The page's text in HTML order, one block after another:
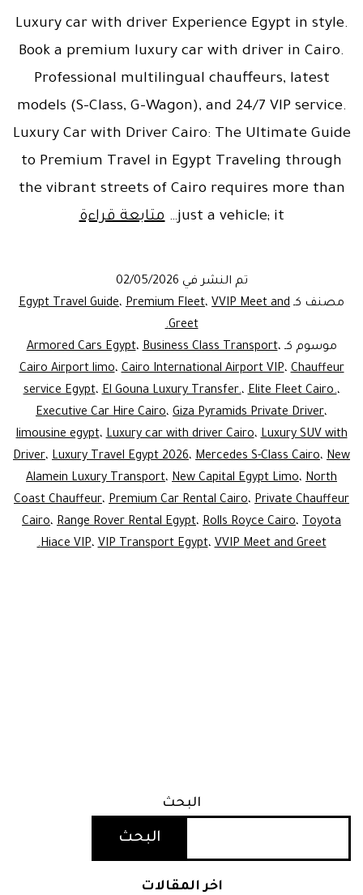
Luxury car with driver Experience Egypt in style.
Book a premium luxury car with driver in Cairo.
Professional multilingual chauffeurs, latest
models (S-Class, G-Wagon), and 24/7 VIP service.
Luxury Car with Driver Cairo: The Ultimate Guide
to Premium Travel in Egypt Traveling through
the vibrant streets of Cairo requires more than
just a vehicle; it…
متابعة قراءةLuxury
driver
|
Elite
Chauffeur
Service
2026
تم النشر في 02/05/2026
مصنف كـ
Egypt Travel Guide، Premium Fleet، VVIP Meet and
Greet.
موسوم كـ
Armored Cars Egypt،Business Class Transport،
Cairo Airport limo،Cairo International Airport VIP،Chauffeur
service Egypt،El Gouna Luxury Transfer.،Elite Fleet Cairo.،
Executive Car Hire Cairo، Giza Pyramids Private Driver،
limousine egypt،Luxury car with driver Cairo،Luxury SUV with
Driver، Luxury Travel Egypt 2026، Mercedes S-Class Cairo، New
Alamein Luxury Transport، New Capital Egypt Limo، North
Coast Chauffeur، Premium Car Rental Cairo، Private Chauffeur
Cairo، Range Rover Rental Egypt، Rolls Royce Cairo، Toyota
Hiace VIP،VIP Transport Egypt،VVIP Meet and Greet.
البحث
البحث
اخر المقالات